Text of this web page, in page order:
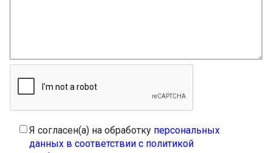
Я согласен(а) на обработку персональных
данных в соответствии с политикой